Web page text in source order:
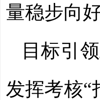
量稳步向好
目标引
发挥考核